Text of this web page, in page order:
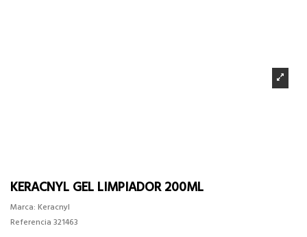
KERACNYL GEL LIMPIADOR 200ML
Marca: Keracnyl
Referencia 321463